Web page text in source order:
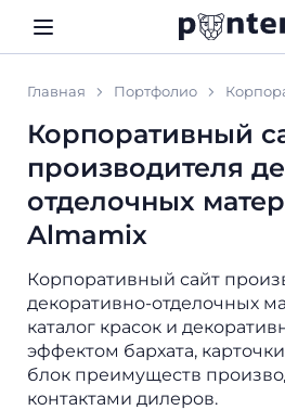
Главная Портфолио
Корпоративный
производителя
отделочных
Almamix
Корпоративный сайт
декоративно-отделочных
каталог красок и
эффектом бархата,
блок преимуществ
контактами дилеров.